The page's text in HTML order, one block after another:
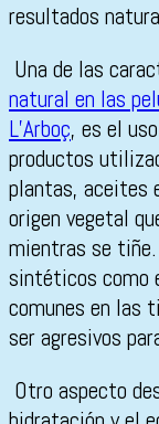
resultados
Una de las
natural en las
L’Arboç, es el
productos
plantas, aceites
origen vegetal
mientras se
sintéticos como
comunes en las
ser agresivos
Otro aspecto